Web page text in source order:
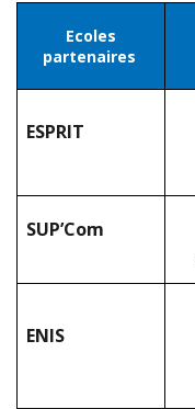
Ecoles
partenaires
ESPRIT
SUP’Com
ENIS